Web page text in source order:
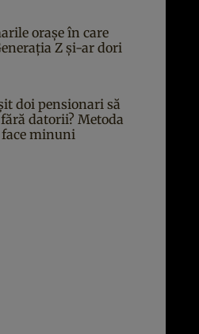
orașe în care
Z și-ar dori
doi pensionari să
datorii? Metoda
minuni